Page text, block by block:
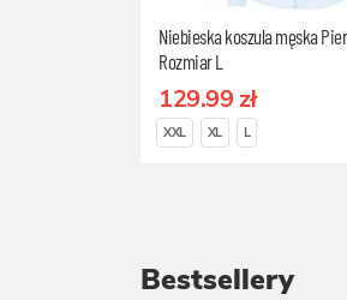
Niebieska koszula męska
Rozmiar L
129.99 zł
XXL XL L
Bestsellery